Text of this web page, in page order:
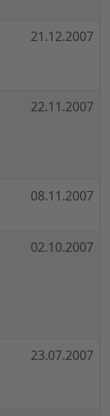
21.12.2007
22.11.2007
08.11.2007
02.10.2007
23.07.2007